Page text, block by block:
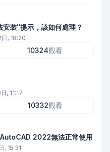
裝"提示，該如何處理？
, 18:20
10324觀看
, 11:17
10332觀看
2022無法正常使用
, 15:31